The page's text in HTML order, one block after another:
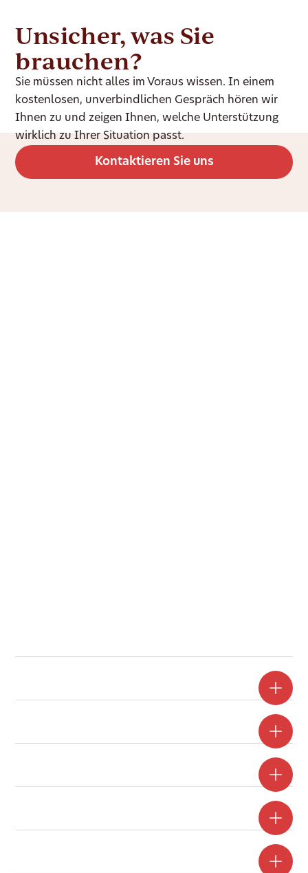
Unsicher, was Sie
brauchen?
Sie müssen nicht alles im Voraus wissen. In einem
kostenlosen, unverbindlichen Gespräch hören wir
Ihnen zu und zeigen Ihnen, welche Unterstützung
wirklich zu Ihrer Situation passt.
Kontaktieren Sie uns